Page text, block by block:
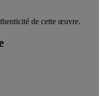
de cette œuvre.